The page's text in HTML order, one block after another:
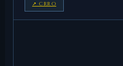
↗ CRRO